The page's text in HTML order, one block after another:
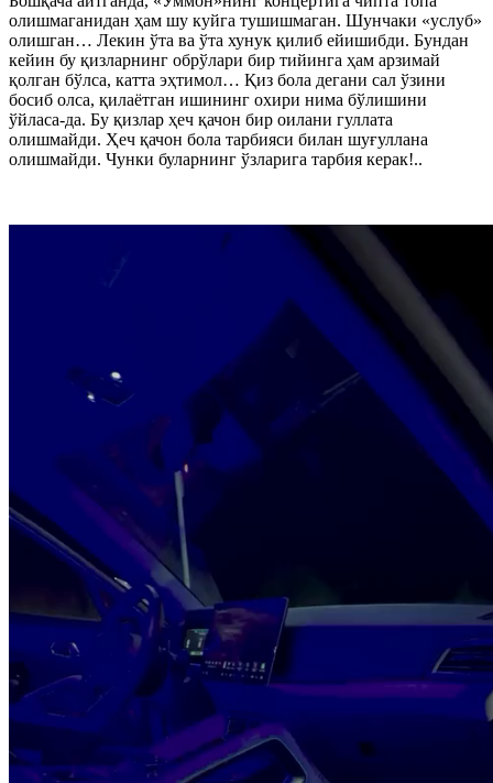
олишмаганидан ҳам шу куйга тушишмаган. Шунчаки «услуб»
олишган… Лекин ўта ва ўта хунук қилиб ейишибди. Бундан
кейин бу қизларнинг обрўлари бир тийинга ҳам арзимай
қолган бўлса, катта эҳтимол… Қиз бола дегани сал ўзини
босиб олса, қилаётган ишининг охири нима бўлишини
ўйласа-да. Бу қизлар ҳеч қачон бир оилани гуллата
олишмайди. Ҳеч қачон бола тарбияси билан шуғуллана
олишмайди. Чунки буларнинг ўзларига тарбия керак!..